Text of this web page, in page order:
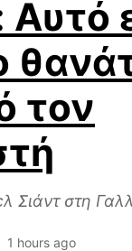
τον
Σιάντ στη
1 hours ago